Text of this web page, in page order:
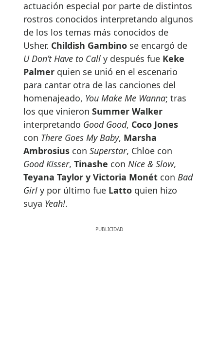
actuación especial por parte de distintos
rostros conocidos interpretando algunos
de los los temas más conocidos de
Usher. Childish Gambino se encargó de
U Don’t Have to Call y después fue Keke
Palmer quien se unió en el escenario
para cantar otra de las canciones del
homenajeado, You Make Me Wanna; tras
los que vinieron Summer Walker
interpretando Good Good, Coco Jones
con There Goes My Baby, Marsha
Ambrosius con Superstar, Chlöe con
Good Kisser, Tinashe con Nice & Slow,
Teyana Taylor y Victoria Monét con Bad
Girl y por último fue Latto quien hizo
suya Yeah!.